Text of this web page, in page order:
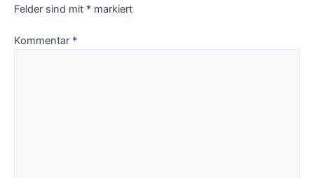
Felder sind mit * markiert
Kommentar *